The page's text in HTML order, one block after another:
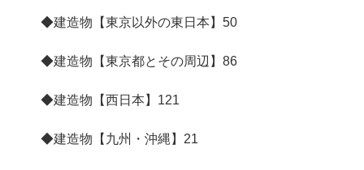
◆建造物【東京以外の東日本】 50
◆建造物【東京都とその周辺】 86
◆建造物【西日本】 121
◆建造物【九州・沖縄】 21